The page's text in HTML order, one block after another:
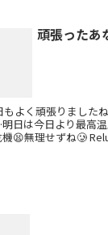
頑張ったあ
よく頑張りました
日は今日より最高
😫無理せずね🥲